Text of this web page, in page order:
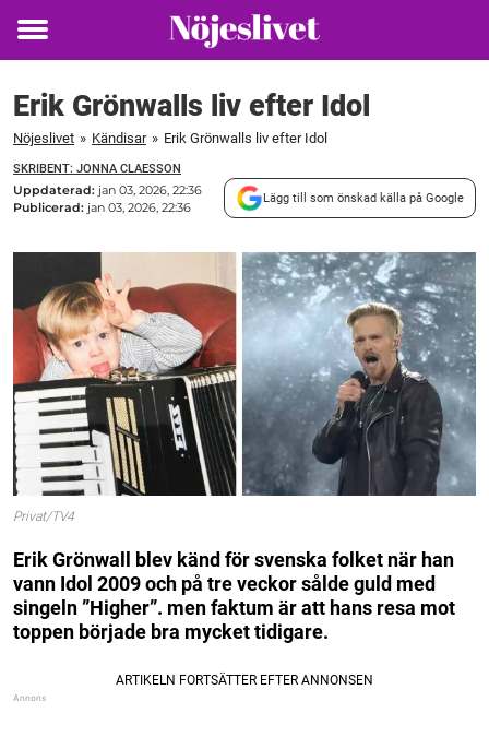
Toggle
Erik Grönwalls liv efter Idol
Nöjeslivet » Kändisar » Erik Grönwalls liv efter Idol
SKRIBENT: JONNA CLAESSON
Uppdaterad: jan 03, 2026, 22:36
Publicerad: jan 03, 2026, 22:36
Lägg till som önskad källa på Google
Privat/TV4
Erik Grönwall blev känd för svenska folket när han
vann Idol 2009 och på tre veckor sålde guld med
singeln ”Higher”. men faktum är att hans resa mot
toppen började bra mycket tidigare.